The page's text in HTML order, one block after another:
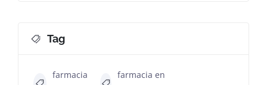
Tag
farmacia
farmacia en